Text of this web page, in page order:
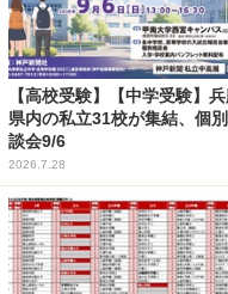
【高校受験】【中学受験】
県内の私立31校が集結、個
談会9/6
2026.7.28